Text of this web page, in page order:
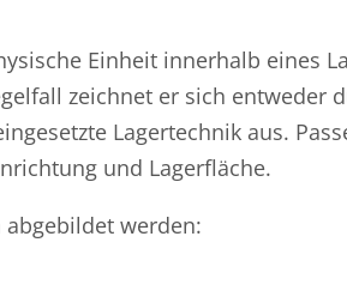
Einheit innerhalb eines
zeichnet er sich entweder
Lagertechnik aus.
und Lagerfläche.
abgebildet werden: